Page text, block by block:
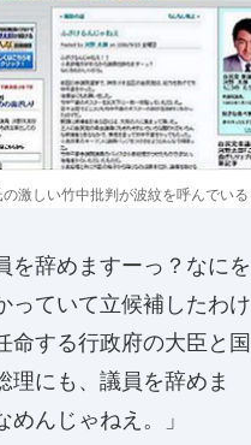
激しい竹中批判が波紋を呼んでいる
を辞めますーっ？なにを
っていて立候補したわけ
命する行政府の大臣と国
理にも、議員を辞めま
んじゃねえ。」